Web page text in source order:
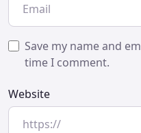
Save my name and
time I comment.
Website